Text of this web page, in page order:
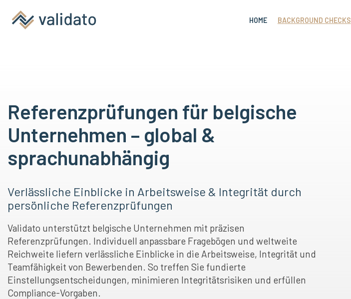
HOME BACKGROUND CHECKS
Referenzprüfungen für belgische
Unternehmen – global &
sprachunabhängig
Verlässliche Einblicke in Arbeitsweise & Integrität durch
persönliche Referenzprüfungen
Validato unterstützt belgische Unternehmen mit präzisen
Referenzprüfungen. Individuell anpassbare Fragebögen und weltweite
Reichweite liefern verlässliche Einblicke in die Arbeitsweise, Integrität und
Teamfähigkeit von Bewerbenden. So treffen Sie fundierte
Einstellungsentscheidungen, minimieren Integritätsrisiken und erfüllen
Compliance-Vorgaben.